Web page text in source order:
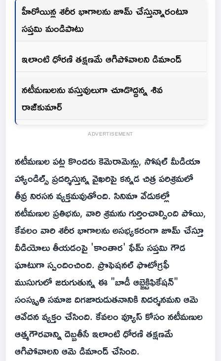
హీరోయిన్ల శరీర భాగాలను జూమ్ చేస్తున్నారంటూ
సప్తమి మండిపాటు
ఇలాంటి ధోరణి తక్షణమే ఆగిపోవాలని డిమాండ్
నటీమణులను వస్తువులుగా చూడొద్దన్న శివ
రాజ్‌కుమార్
ADVERTISEMENT
నటీమణుల పట్ల కొందరు కెమెరామెన్లు, సోషల్ మీడియా
హ్యాండిల్స్ ప్రదర్శిస్తున్న వైఖరిపై కన్నడ చిత్ర పరిశ్రమలో
తీవ్ర నిరసన వ్యక్తమవుతోంది. సినిమా వేడుకల్లో
నటీమణుల ప్రతిభను, వారి శ్రమను గుర్తించాల్సింది పోయి,
కేవలం వారి శరీర భాగాలను అసభ్యకరంగా జూమ్ చేస్తూ
వీడియోలు తీయడంపై 'కాంతార' ఫేమ్ సప్తమి గౌడ
ఘాటుగా స్పందించింది. ప్రొఫెషనల్ ఫొటోగ్రఫీ
ముసుగులో జరుగుతున్న ఈ "బాడీ ఆబ్జెక్టిఫికేషన్"
సంస్కృతి సమాజ దిగజారుడుతనానికి నిదర్శనమని ఆమె
ఆవేదన వ్యక్తం చేసింది. కేవలం వ్యూస్ కోసం నటీమణుల
ఆత్మగౌరవాన్ని దెబ్బతీసే ఇలాంటి ధోరణి తక్షణమే
ఆగిపోవాలని ఆమె డిమాండ్ చేసింది.